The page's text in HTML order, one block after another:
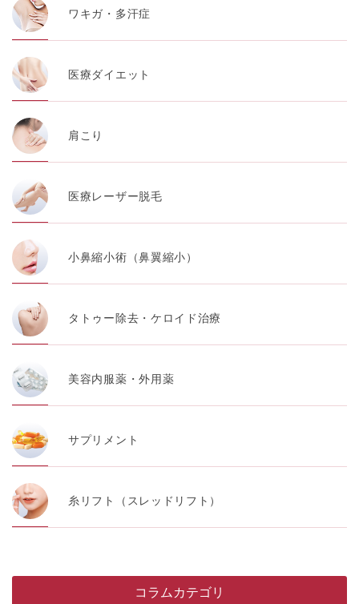
ワキガ・多汗症
医療ダイエット
肩こり
医療レーザー脱毛
小鼻縮小術（鼻翼縮小）
タトゥー除去・ケロイド治療
美容内服薬・外用薬
サプリメント
糸リフト（スレッドリフト）
コラムカテゴリ